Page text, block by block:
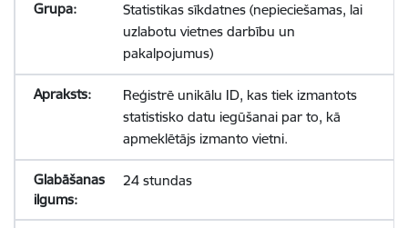
Statistikas sīkdatnes (nepieciešamas, lai
uzlabotu vietnes darbību un
pakalpojumus)
Reģistrē unikālu ID, kas tiek izmantots
statistisko datu iegūšanai par to, kā
apmeklētājs izmanto vietni.
24 stundas